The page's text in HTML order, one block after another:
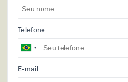
Telefone
E-mail